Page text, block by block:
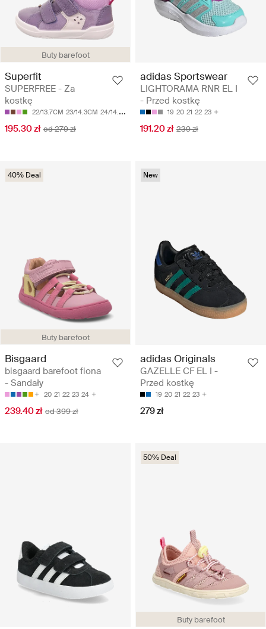
Buty barefoot
Superfit
SUPERFREE - Za
kostkę
22/13.7CM 23/14.3CM 24/14.9CM 25/15.5CM
195.30 zł od 279 zł
adidas Sportswear
LIGHTORAMA RNR EL I
- Przed kostkę
19 20 21 22 23
191.20 zł 239 zł
Buty barefoot
40% Deal
Bisgaard
bisgaard barefoot fiona
- Sandały
20 21 22 23 24
239.40 zł od 399 zł
New
adidas Originals
GAZELLE CF EL I -
Przed kostkę
19 20 21 22 23
279 zł
Buty barefoot
50% Deal